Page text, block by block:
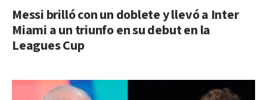
Messi brilló con un doblete y llevó a Inter
Miami a un triunfo en su debut en la
Leagues Cup